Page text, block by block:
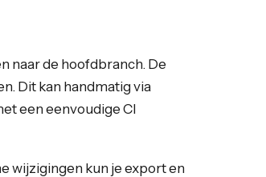
naar de hoofdbranch. De
Dit kan handmatig via
een eenvoudige CI
wijzigingen kun je export en